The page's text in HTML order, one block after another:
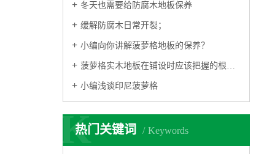
冬天也需要给防腐木地板保养
缓解防腐木日常开裂；
小编向你讲解菠萝格地板的保养？
菠萝格实木地板在铺设时应该把握的根本要点
小编浅谈印尼菠萝格
热门关键词 Keywords
K